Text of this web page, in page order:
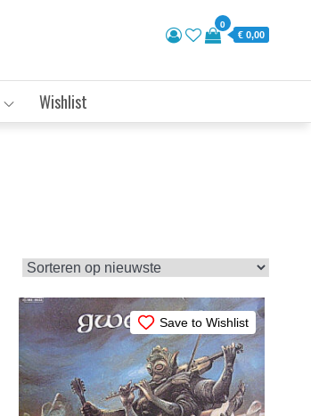
0
€ 0,00
Wishlist
Save to Wishlist